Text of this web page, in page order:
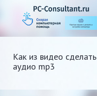
Как из видео сделать
аудио mp3